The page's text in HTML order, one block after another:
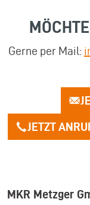
Gerne per Mail:
JETZT
MKR Metzger